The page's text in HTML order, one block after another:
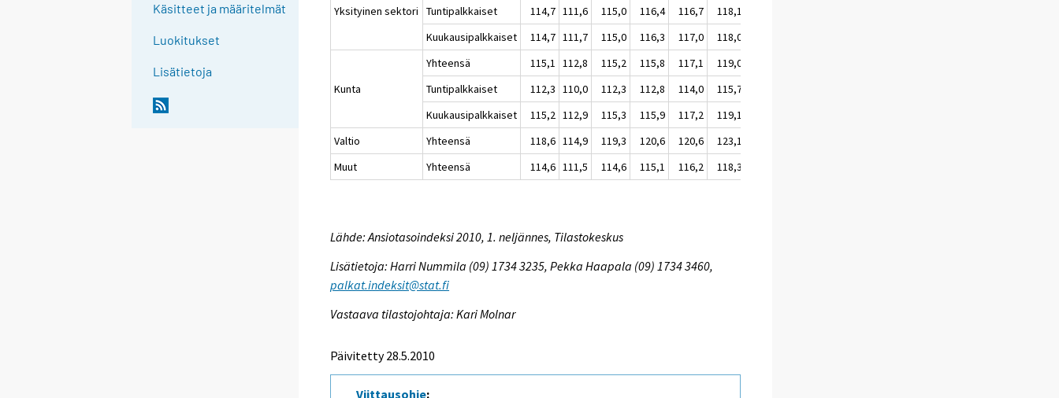
Käsitteet ja määritelmät
Luokitukset
Lisätietoja
Yksityinen sektori
Tuntipalkkaiset
114,7 111,6 115,0 116,4 116,7 118,1
Kuukausipalkkaiset
114,7 111,7 115,0 116,3 117,0 118,0
Kunta
Yhteensä 115,1 112,8 115,2 115,8 117,1 119,0
Tuntipalkkaiset
112,3 110,0 112,3 112,8 114,0 115,7
Kuukausipalkkaiset
115,2 112,9 115,3 115,9 117,2 119,1
Valtio
Yhteensä 118,6 114,9 119,3 120,6 120,6 123,1
Muut
Yhteensä 114,6 111,5 114,6 115,1 116,2 118,3
Lähde: Ansiotasoindeksi 2010, 1. neljännes, Tilastokeskus
Lisätietoja: Harri Nummila (09) 1734 3235, Pekka Haapala (09) 1734 3460,
palkat.indeksit@stat.fi
Vastaava tilastojohtaja: Kari Molnar
Päivitetty 28.5.2010
Viittausohje: